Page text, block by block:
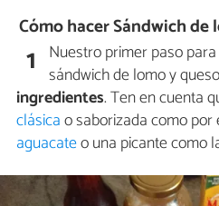
Cómo hacer Sándwich de
1 Nuestro primer paso
sándwich de lomo y
ingredientes. Ten en cuenta
clásicao saborizada como
aguacateo una picante como